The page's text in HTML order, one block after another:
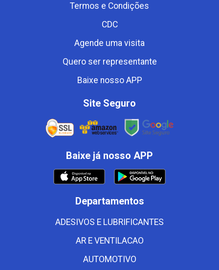
Termos e Condições
CDC
Agende uma visita
Quero ser representante
Baixe nosso APP
Site Seguro
Baixe já nosso APP
Departamentos
ADESIVOS E LUBRIFICANTES
AR E VENTILACAO
AUTOMOTIVO